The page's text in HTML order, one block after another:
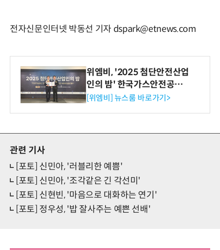
전자신문인터넷 박동선 기자 dspark@etnews.com
위엠비, '2025 첨단안전산업
인의 밤' 한국가스안전공사
사장상 수상
[위엠비] 뉴스룸 바로가기>
관련 기사
[포토] 신민아, '러블리한 예쁨'
[포토] 신민아, '조각같은 긴 각선미'
[포토] 신현빈, '마음으로 대화하는 연기'
[포토] 정우성, '밥 잘사주는 예쁜 선배'